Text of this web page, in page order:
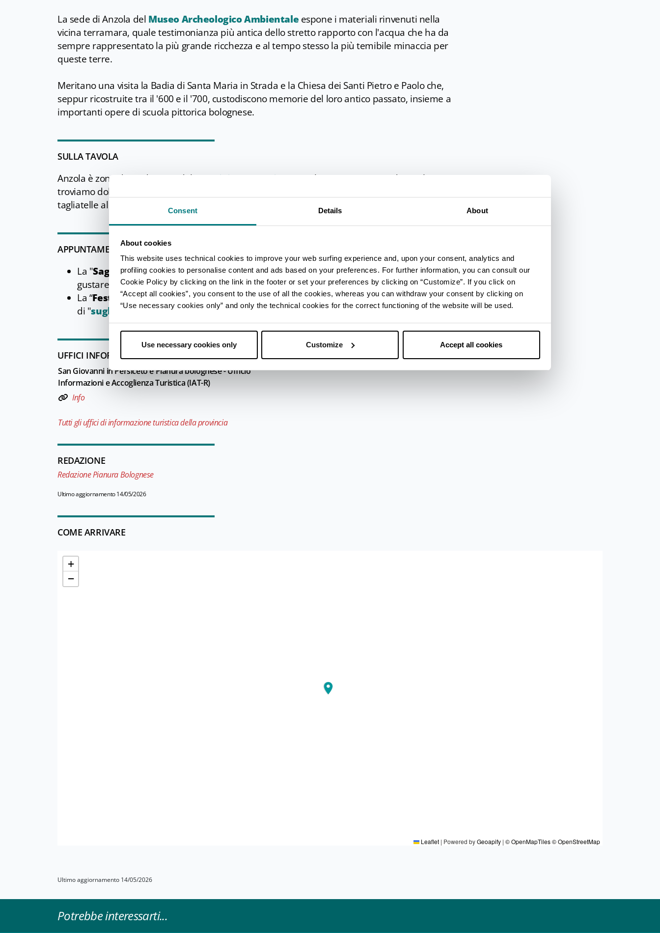
Consent Details About
About cookies
This website uses technical cookies to improve your web surfing experience and, upon your consent, analytics and
profiling cookies to personalise content and ads based on your preferences. For further information, you can consult our
Cookie Policy by clicking on the link in the footer or set your preferences by clicking on “Customize”. If you click on
“Accept all cookies”, you consent to the use of all the cookies, whereas you can withdraw your consent by clicking on
“Use necessary cookies only” and only the technical cookies for the correct functioning of the website will be used.
Use necessary cookies only Customize Accept all cookies
La sede di Anzola del Museo Archeologico Ambientale espone i materiali rinvenuti nella
vicina terramara, quale testimonianza più antica dello stretto rapporto con l'acqua che ha da
sempre rappresentato la più grande ricchezza e al tempo stesso la più temibile minaccia per
queste terre.
Meritano una visita la Badia di Santa Maria in Strada e la Chiesa dei Santi Pietro e Paolo che,
seppur ricostruite tra il '600 e il '700, custodiscono memorie del loro antico passato, insieme a
importanti opere di scuola pittorica bolognese.
SULLA TAVOLA
Anzola è zona di produzione del Parmigiano Reggiano
. Tra le preparazioni tradizionali
troviamo dolci, come l'antica “Penza” bolognese e i Sughi di mosto d'uva, tortellini in brodo e
tagliatelle al ragù.
APPUNTAMENTI DI RILIEVO
La "Sagra dla raviola e dla brazadela - Fiera di Anzola" (giugno) offre l'occasione di
gustare la tipica cucina bolognese.
La “Festa di San Martino e Sagra dei sughi” (novembre) propone assaggi di vino nuovo e
di "sughi ", dolci tradizionali fatti con il mosto cotto.
UFFICI INFORMAZIONE TURISTICA
San Giovanni in Persiceto e Pianura bolognese - Ufficio
Informazioni e Accoglienza Turistica (IAT-R)
Info
Tutti gli uffici di informazione turistica della provincia
REDAZIONE
Redazione Pianura Bolognese
Ultimo aggiornamento 14/05/2026
COME ARRIVARE
+
−
Leaflet | Powered byGeoapify | © OpenMapTiles© OpenStreetMap
Ultimo aggiornamento 14/05/2026
Potrebbe interessarti...